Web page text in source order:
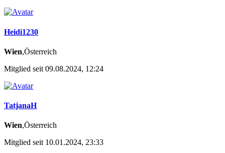
Heidi1230
Wien,Österreich
Mitglied seit 09.08.2024, 12:24
TatjanaH
Wien,Österreich
Mitglied seit 10.01.2024, 23:33